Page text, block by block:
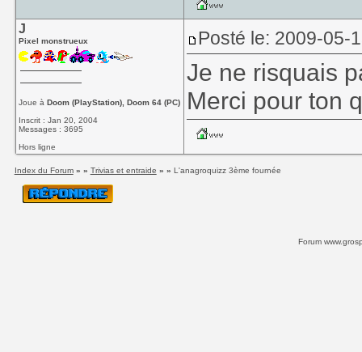
J
Pixel monstrueux
Joue àDoom (PlayStation), Doom 64 (PC)
Inscrit : Jan 20, 2004
Messages : 3695
Hors ligne
Posté le: 2009-05-
Je ne risquais
Merci pour ton
Index du Forum» » Trivias et entraide » » L'anagroquizz 3ème fournée
Forum